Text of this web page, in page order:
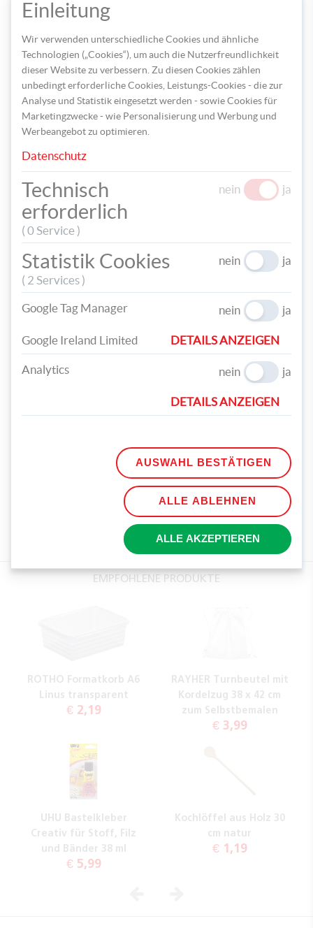
Sobald der Stoff trocken ist, können Sie den Turnbeutel nun
mit Streuglitter, Schmucksteinen oder anderen Materialien
bekleben und verzieren.
Ihr persönlicher Begleiter für den Urlaub und auf Festivals ist
BASTELIDEE GEFÄRBT
EMPFOHLENE PRODUKTE
ROTHO Formatkorb A6
Linus transparent
€ 2,19
RAYHER Turnbeutel mit
Kordelzug 38 x 42 cm
zum Selbstbemalen
€ 3,99
UHU Bastelkleber
Creativ für Stoff, Filz
und Bänder 38 ml
€ 5,99
Kochlöffel aus Holz 30
cm natur
€ 1,19
Einleitung
Wir verwenden unterschiedliche Cookies und ähnliche
Technologien („Cookies“), um auch die Nutzerfreundlichkeit
dieser Website zu verbessern. Zu diesen Cookies zählen
unbedingt erforderliche Cookies, Leistungs-Cookies - die zur
Analyse und Statistik eingesetzt werden - sowie Cookies für
Marketingzwecke - wie Personalisierung und Werbung und
Werbeangebot zu optimieren.
Datenschutz
Technisch
erforderlich
( 0 Service )
nein ja
Statistik Cookies
( 2 Services )
nein ja
Google Tag Manager nein ja
Google Ireland Limited DETAILS ANZEIGEN
Analytics nein ja
DETAILS ANZEIGEN
AUSWAHL BESTÄTIGEN
ALLE ABLEHNEN
ALLE AKZEPTIEREN